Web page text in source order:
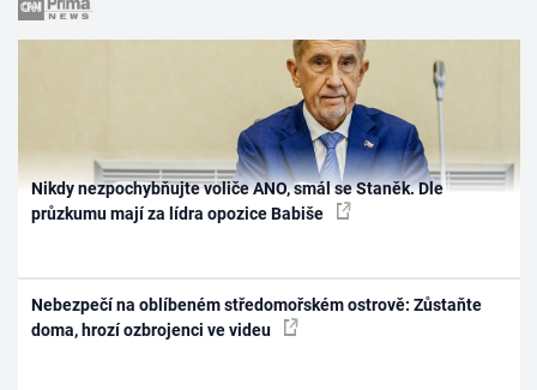
Nikdy nezpochybňujte voliče ANO, smál se Staněk. Dle
průzkumu mají za lídra opozice Babiše
Nebezpečí na oblíbeném středomořském ostrově: Zůstaňte
doma, hrozí ozbrojenci ve videu